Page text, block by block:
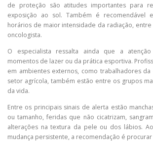
de proteção são atitudes importantes para
exposição ao sol. Também é recomendável
horários de maior intensidade da radiação, entre
oncologista.
O especialista ressalta ainda que a
momentos de lazer ou da prática esportiva.
em ambientes externos, como trabalhadores
setor agrícola, também estão entre os grupos
da vida.
Entre os principais sinais de alerta estão
ou tamanho, feridas que não cicatrizam,
alterações na textura da pele ou dos lábios.
mudança persistente, a recomendação é procurar